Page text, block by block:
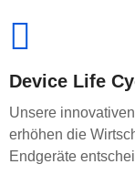
Device Life
Unsere
erhöhen die
Endgeräte